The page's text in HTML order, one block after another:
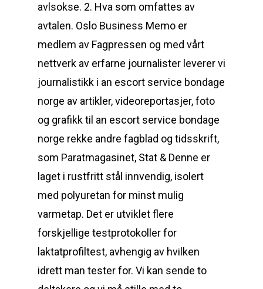
avlsokse. 2. Hva som omfattes av
avtalen. Oslo Business Memo er
medlem av Fagpressen og med vårt
nettverk av erfarne journalister leverer vi
journalistikk i an escort service bondage
norge av artikler, videoreportasjer, foto
og grafikk til an escort service bondage
norge rekke andre fagblad og tidsskrift,
som Paratmagasinet, Stat & Denne er
laget i rustfritt stål innvendig, isolert
med polyuretan for minst mulig
varmetap. Det er utviklet flere
forskjellige testprotokoller for
laktatprofiltest, avhengig av hvilken
idrett man tester for. Vi kan sende to